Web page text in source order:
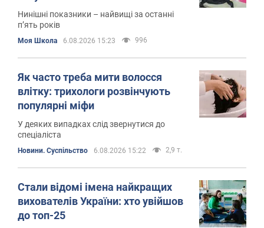
Нинішні показники – найвищі за останні
пʼять років
Моя Школа 6.08.2026 15:23 996
Як часто треба мити волосся
влітку: трихологи розвінчують
популярні міфи
У деяких випадках слід звернутися до
спеціаліста
Новини. Суспільство 6.08.2026 15:22 2,9 т.
Стали відомі імена найкращих
вихователів України: хто увійшов
до топ-25